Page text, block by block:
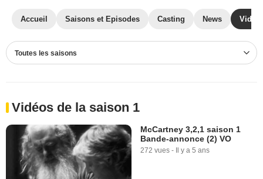
Accueil Saisons et Episodes Casting News
Toutes les saisons
Vidéos de la saison 1
McCartney 3,2,1 saison 1
Bande-annonce (2) VO
272 vues - Il y a 5 ans